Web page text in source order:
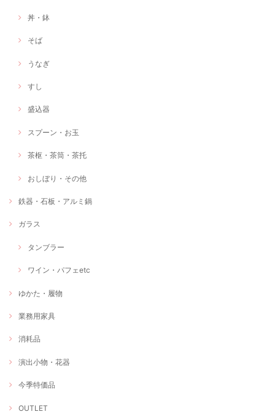
丼・鉢
そば
うなぎ
すし
盛込器
スプーン・お玉
茶枢・茶筒・茶托
おしぼり・その他
鉄器・石板・アルミ鍋
ガラス
タンブラー
ワイン・パフェetc
ゆかた・履物
業務用家具
消耗品
演出小物・花器
今季特価品
OUTLET